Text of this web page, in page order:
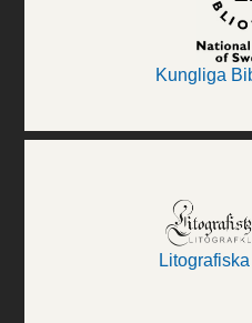
Kungliga